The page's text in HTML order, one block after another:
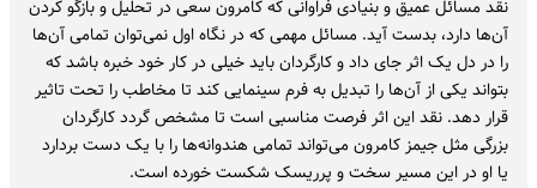
نقد مسائل عمیق و بنیادی فراوانی که کامرون سعی در تحلیل و بازگو کردن
آن‌ها دارد، بدست آید. مسائل مهمی که در نگاه اول نمی‌توان تمامی آن‌ها
را در دل یک اثر جای داد و کارگردان باید خیلی در کار خود خبره باشد که
بتواند یکی از آن‌ها را تبدیل به فرم سینمایی کند تا مخاطب را تحت تاثیر
قرار دهد. نقد این اثر فرصت مناسبی است تا مشخص گردد کارگردان
بزرگی مثل جیمز کامرون می‌تواند تمامی هندوانه‌ها را با یک دست بردارد
یا او در این مسیر سخت و پرریسک شکست خورده است.